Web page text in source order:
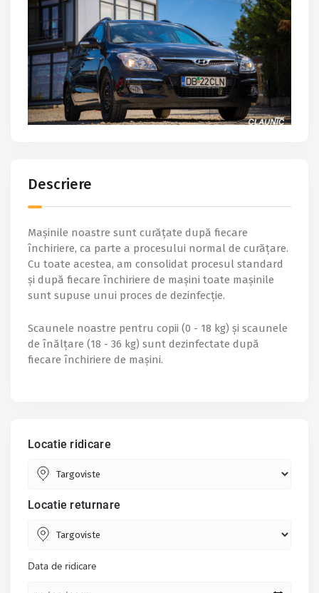
Descriere
Mașinile noastre sunt curățate după fiecare
închiriere, ca parte a procesului normal de curățare.
Cu toate acestea, am consolidat procesul standard
și după fiecare închiriere de mașini toate mașinile
sunt supuse unui proces de dezinfecție.
Scaunele noastre pentru copii (0 - 18 kg) și scaunele
de înălțare (18 - 36 kg) sunt dezinfectate după
fiecare închiriere de mașini.
Locatie ridicare
Locatie returnare
Data de ridicare